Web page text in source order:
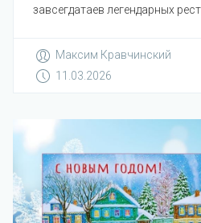
завсегдатаев легендарных
Максим Кравчинский
11.03.2026